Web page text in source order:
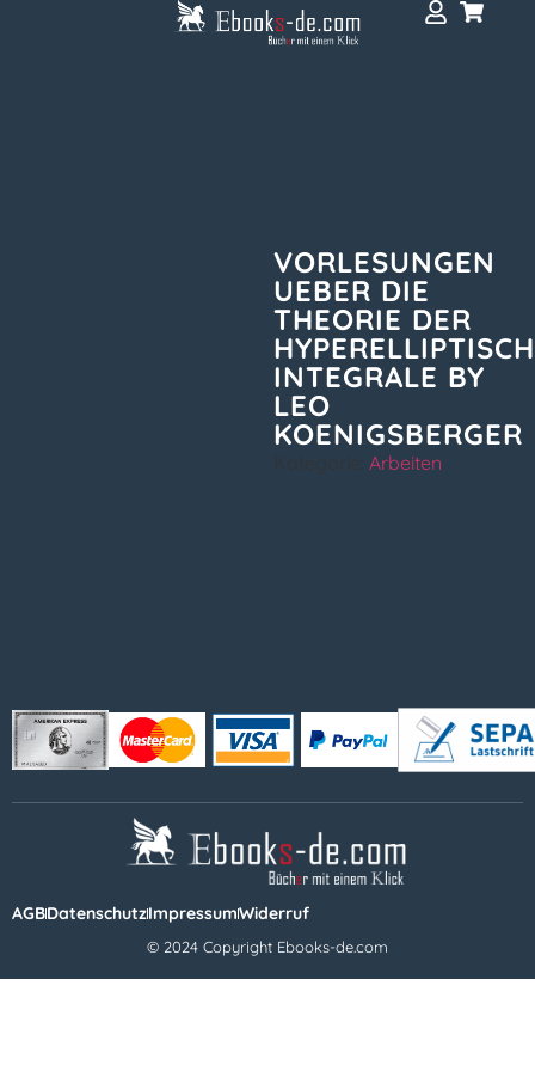
VORLESUNGEN
UEBER DIE
THEORIE DER
INTEGRALE BY
LEO
KOENIGSBERGER
Kategorie:Arbeiten
AGBDatenschutzImpressumWiderruf
© 2024 Copyright Ebooks-de.com